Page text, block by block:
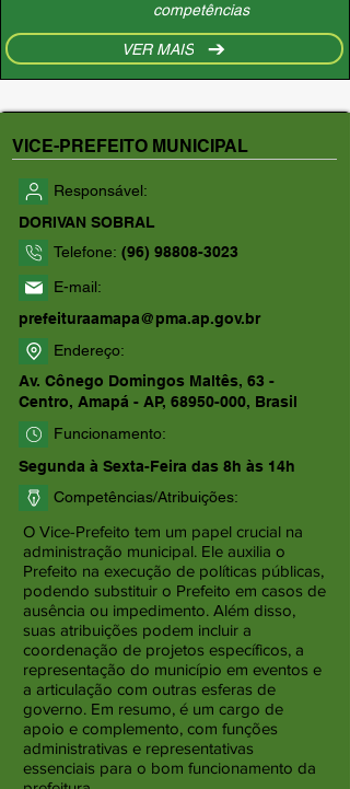
competências
VER MAIS
VICE-PREFEITO MUNICIPAL
Responsável:
DORIVAN SOBRAL
Telefone: (96) 98808-3023
E-mail:
prefeituraamapa@pma.ap.gov.br
Endereço:
Av. Cônego Domingos Maltês, 63 -
Centro, Amapá - AP, 68950-000, Brasil
Funcionamento:
Segunda à Sexta-Feira das 8h às 14h
Competências/Atribuições:
O Vice-Prefeito tem um papel crucial na
administração municipal. Ele auxilia o
Prefeito na execução de políticas públicas,
podendo substituir o Prefeito em casos de
ausência ou impedimento. Além disso,
suas atribuições podem incluir a
coordenação de projetos específicos, a
representação do município em eventos e
a articulação com outras esferas de
governo. Em resumo, é um cargo de
apoio e complemento, com funções
administrativas e representativas
essenciais para o bom funcionamento da